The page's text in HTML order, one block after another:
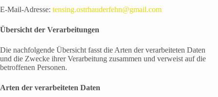
E-Mail-Adresse: tensing.ostrhauderfehn@gmail.com
Übersicht der Verarbeitungen
Die nachfolgende Übersicht fasst die Arten der verarbeiteten Daten
und die Zwecke ihrer Verarbeitung zusammen und verweist auf die
betroffenen Personen.
Arten der verarbeiteten Daten